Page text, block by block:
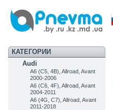
КАТЕГОРИИ
Audi
A6 (C5, 4B), Allroad, Avant
2000-2006
A6 (C6, 4F), Allroad, Avant
2004-2011
A6 (4G, C7), Allroad, Avant
2011-2018